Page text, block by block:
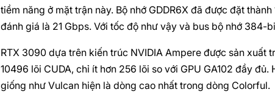
tiềm năng ở mặt trận này. Bộ nhớ GDDR6X đã được đặt
đánh giá là 21 Gbps. Với tốc độ như vậy và bus bộ nhớ 384-
RTX 3090 dựa trên kiến ​​trúc NVIDIA Ampere được sản xuất
10496 lõi CUDA, chỉ ít hơn 256 lõi so với GPU GA102 đầy
giống như Vulcan hiện là dòng cao nhất trong dòng Colorful.